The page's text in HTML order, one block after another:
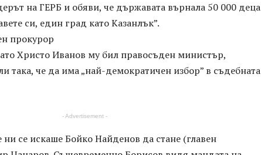
на ГЕРБ и обяви, че държавата върнала 50 000 деца
си, един град като Казанлък”.
прокурор
Христо Иванов му бил правосъден министър,
така, че да има „най-демократичен избор” в съдебната
- Advertisement -
ни се искаше Бойко Найденов да стане (главен